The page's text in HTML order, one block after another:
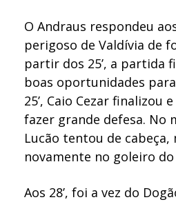
O Andraus respondeu
perigoso de Valdívia de
partir dos 25’, a partida
boas oportunidades
25’, Caio Cezar finalizou
fazer grande defesa. No
Lucão tentou de cabeça,
novamente no goleiro
Aos 28’, foi a vez do